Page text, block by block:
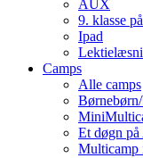
AUX
9. klasse
Ipad
Camps
Alle camps
Et døgn
Multi­camp